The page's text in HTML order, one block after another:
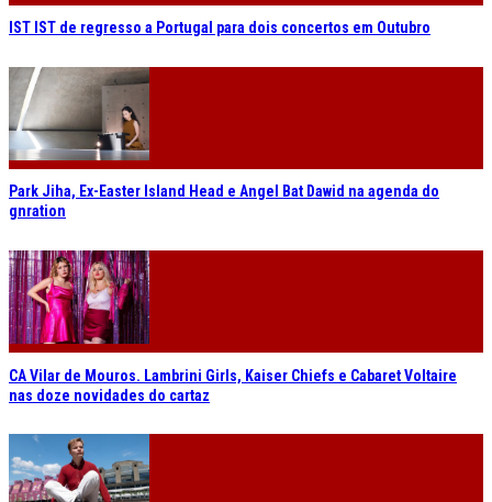
IST IST de regresso a Portugal para dois concertos em Outubro
Park Jiha, Ex-Easter Island Head e Angel Bat Dawid na agenda do
gnration
CA Vilar de Mouros. Lambrini Girls, Kaiser Chiefs e Cabaret Voltaire
nas doze novidades do cartaz